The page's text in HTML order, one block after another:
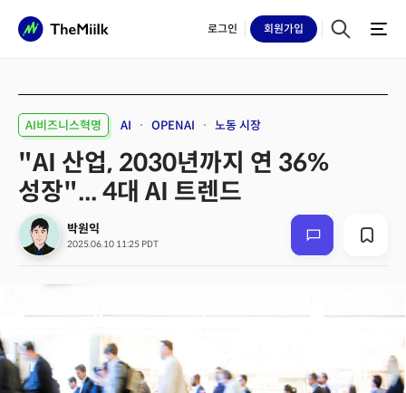
로그인 회원가입
AI비즈니스혁명 AI OPENAI 노동 시장
"AI 산업, 2030년까지 연 36%
성장"... 4대 AI 트렌드
박원익
2025.06.10 11:25 PDT